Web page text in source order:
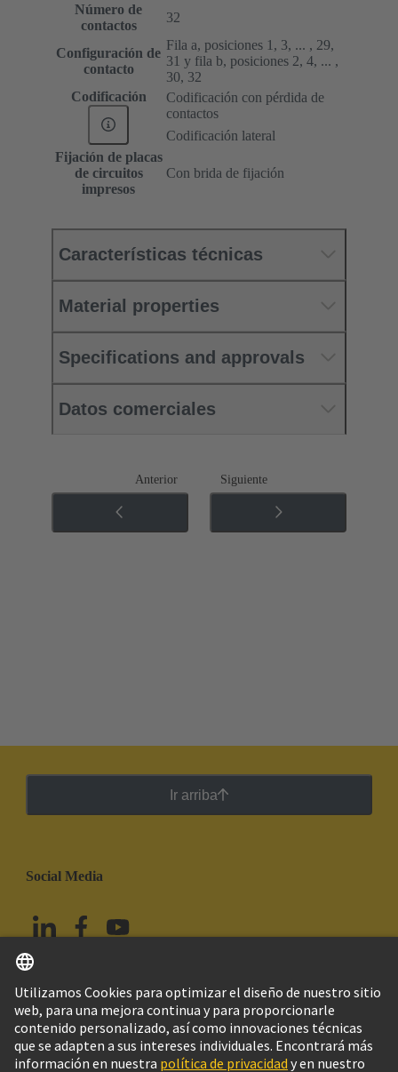
Número de
contactos
32
Configuración de
contacto
Fila a, posiciones 1, 3, ... , 29,
31 y fila b, posiciones 2, 4, ... ,
30, 32
Codificación
Codificación con pérdida de
contactos
Codificación lateral
Fijación de placas
de circuitos
impresos
Con brida de fijación
Características técnicas
Material properties
Specifications and approvals
Datos comerciales
Anterior Siguiente
Ir arriba
Social Media
México Español